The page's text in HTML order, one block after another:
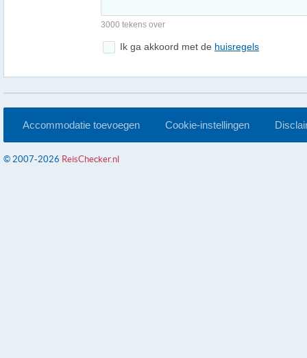
3000 tekens over
Ik ga akkoord met de huisregels
Accommodatie toevoegen Cookie-instellingen
© 2007-2026 ReisChecker.nl